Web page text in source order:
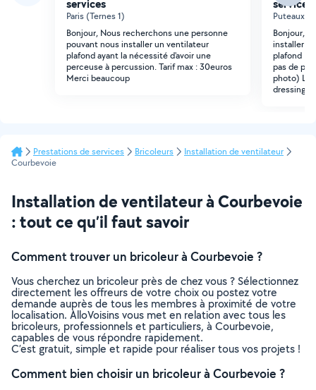
services
Paris (Ternes 1)
Bonjour, Nous recherchons une personne
pouvant nous installer un ventilateur
plafond ayant la nécessité d'avoir une
perceuse à percussion. Tarif max : 30euros
Merci beaucoup
services
Puteaux
Bonjour,
installer
plafond Il
pas de
photo)
dressing
Prestations de services Bricoleurs
Installation de ventilateur
Courbevoie
Installation de ventilateur à Courbevoie
: tout ce qu’il faut savoir
Comment trouver un bricoleur à Courbevoie ?
Vous cherchez un bricoleur près de chez vous ? Sélectionnez
directement les offreurs de votre choix ou postez votre
demande auprès de tous les membres à proximité de votre
localisation. AlloVoisins vous met en relation avec tous les
bricoleurs, professionnels et particuliers, à Courbevoie,
capables de vous répondre rapidement.
C’est gratuit, simple et rapide pour réaliser tous vos projets !
Comment bien choisir un bricoleur à Courbevoie ?